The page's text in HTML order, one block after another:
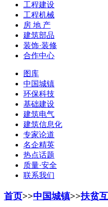
工程建设
工程机械
房 地 产
建筑部品
装饰·装修
合作中心
图库
中国城镇
环保科技
基础建设
建筑电气
建筑信息化
专家论道
名企精英
热点话题
质量·安全
联系我们
首页>>中国城镇>>扶贫